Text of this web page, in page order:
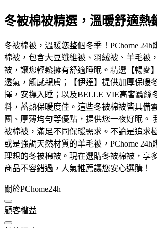
冬被棉被精選，溫暖舒適熱
冬被棉被，溫暖您整個冬季！PChome 24h
棉被，包含大豆纖維被、羽絨被、羊毛被
被，讓您輕鬆擁有舒適睡眠。精選【暢麥
透氣，觸感親膚；【伊達】提供加厚保暖
擇，安撫入睡；以及BELLE VIE高奢蠶絲
料，蓄熱保暖度佳。這些冬被棉被皆具備
團、厚薄均勻等優點，提供您一夜好眠。
被棉被，滿足不同保暖需求。不論是追求
或是強調天然材質的羊毛被，PChome 24h
理想的冬被棉被。現在選購冬被棉被，享
商品不容錯過，人氣推薦讓您安心選購！
關於PChome24h
顧客權益